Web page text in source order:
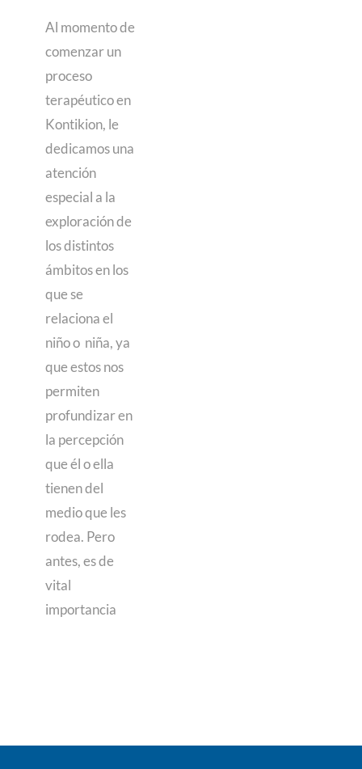
Al momento de
comenzar un
proceso
terapéutico en
Kontikion, le
dedicamos una
atención
especial a la
exploración de
los distintos
ámbitos en los
que se
relaciona el
niño o niña, ya
que estos nos
permiten
profundizar en
la percepción
que él o ella
tienen del
medio que les
rodea. Pero
antes, es de
vital
importancia